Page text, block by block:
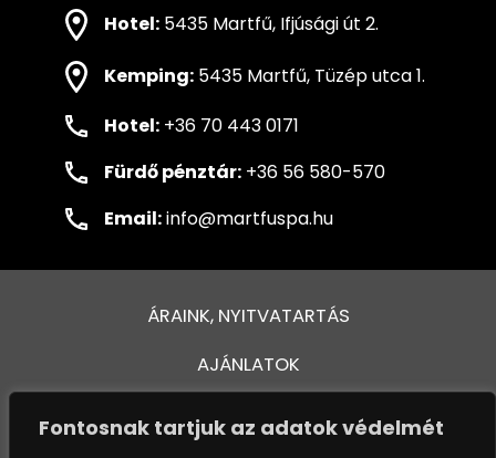
Fontosnak tartjuk az adatok védelmét
Hotel: 5435 Martfű, Ifjúsági út 2.
Kemping: 5435 Martfű, Tüzép utca 1.
Hotel: +36 70 443 0171
Fürdő pénztár: +36 56 580-570
Email:info@martfuspa.hu
ÁRAINK, NYITVATARTÁS
AJÁNLATOK